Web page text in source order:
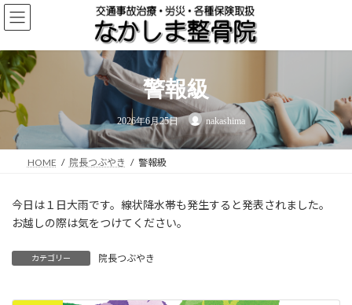
コ
ン
ン
ツ
へ
ス
プ
ナ
ビ
ー
シ
ョ
ン
動
警報級
終
更
新
日
時
:
2026年6月25日 nakashima
HOME 院長つぶやき 警報級
今日は１日大雨です。線状降水帯も発生すると発表されました。
お越しの際は気をつけてください。
カテゴリー 院長つぶやき